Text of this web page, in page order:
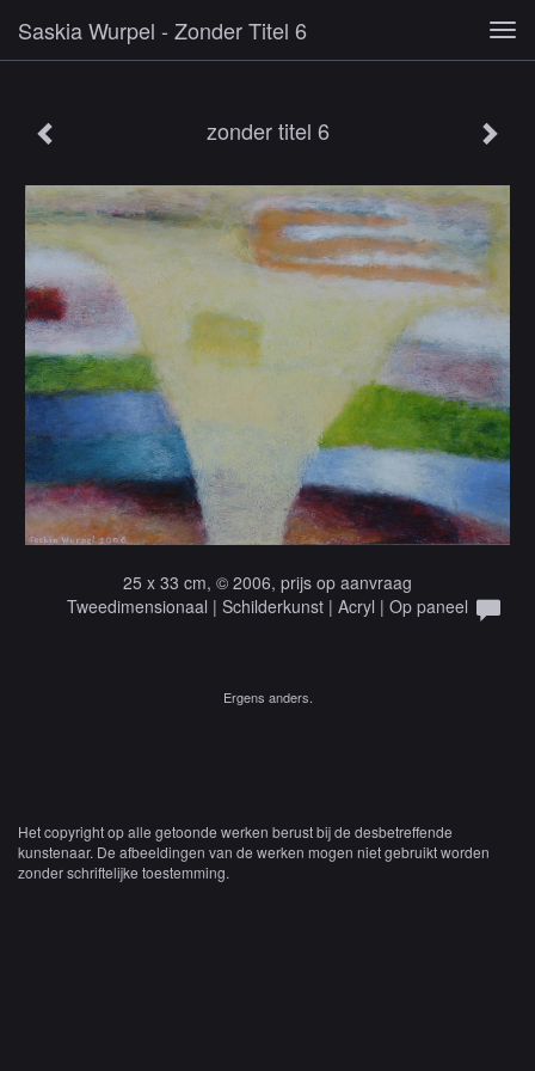
Saskia Wurpel - Zonder Titel 6
zonder titel 6
25 x 33 cm, © 2006, prijs op aanvraag
Tweedimensionaal | Schilderkunst | Acryl | Op paneel
Ergens anders.
Het copyright op alle getoonde werken berust bij de desbetreffende
kunstenaar. De afbeeldingen van de werken mogen niet gebruikt worden
zonder schriftelijke toestemming.